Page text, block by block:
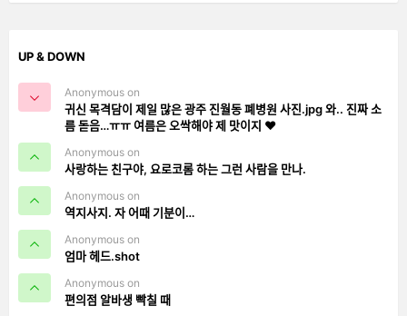
UP & DOWN
Anonymous on
귀신 목격담이 제일 많은 광주 진월동 폐병원 사진.jpg 와.. 진짜 소
름 돋음…ㅠㅠ 여름은 오싹해야 제 맛이지 ❤️
Anonymous on
사랑하는 친구야, 요로코롬 하는 그런 사람을 만나.
Anonymous on
역지사지. 자 어때 기분이…
Anonymous on
엄마 헤드.shot
Anonymous on
편의점 알바생 빡칠 때